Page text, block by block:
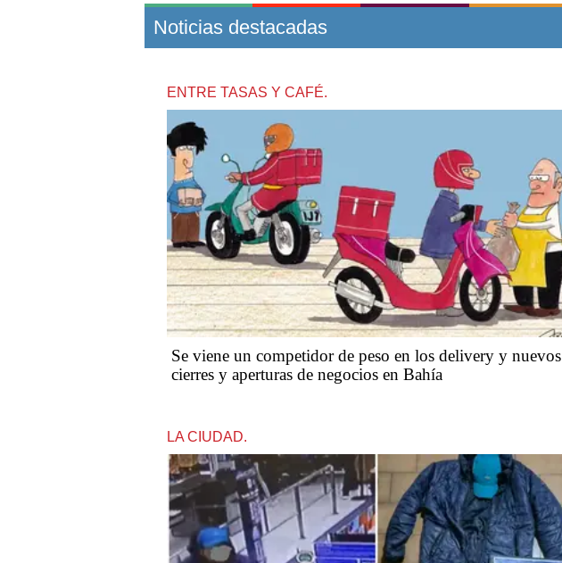
Noticias destacadas
ENTRE TASAS Y CAFÉ.
Se viene un competidor de peso en los delivery y nuevos
cierres y aperturas de negocios en Bahía
LA CIUDAD.